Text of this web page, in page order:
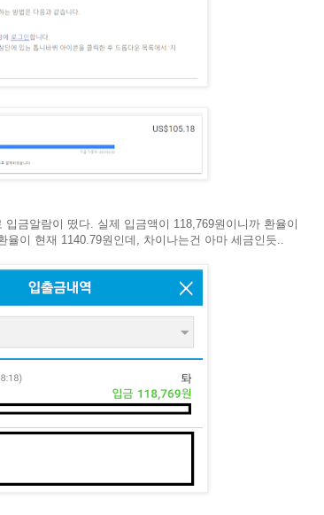
금알람이 떴다. 실제 입금액이 118,769원이니까 환율이
율이 현재 1140.79원인데, 차이나는건 아마 세금인듯..